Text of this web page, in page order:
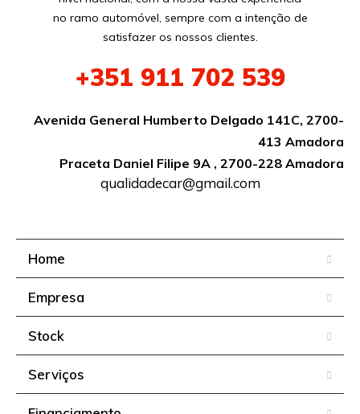
no ramo automóvel, sempre com a intenção de
satisfazer os nossos clientes.
+351 911 702 539
Avenida General Humberto Delgado 141C, 2700-
413 Amadora
Praceta Daniel Filipe 9A , 2700-228 Amadora
qualidadecar@gmail.com
Home
Empresa
Stock
Serviços